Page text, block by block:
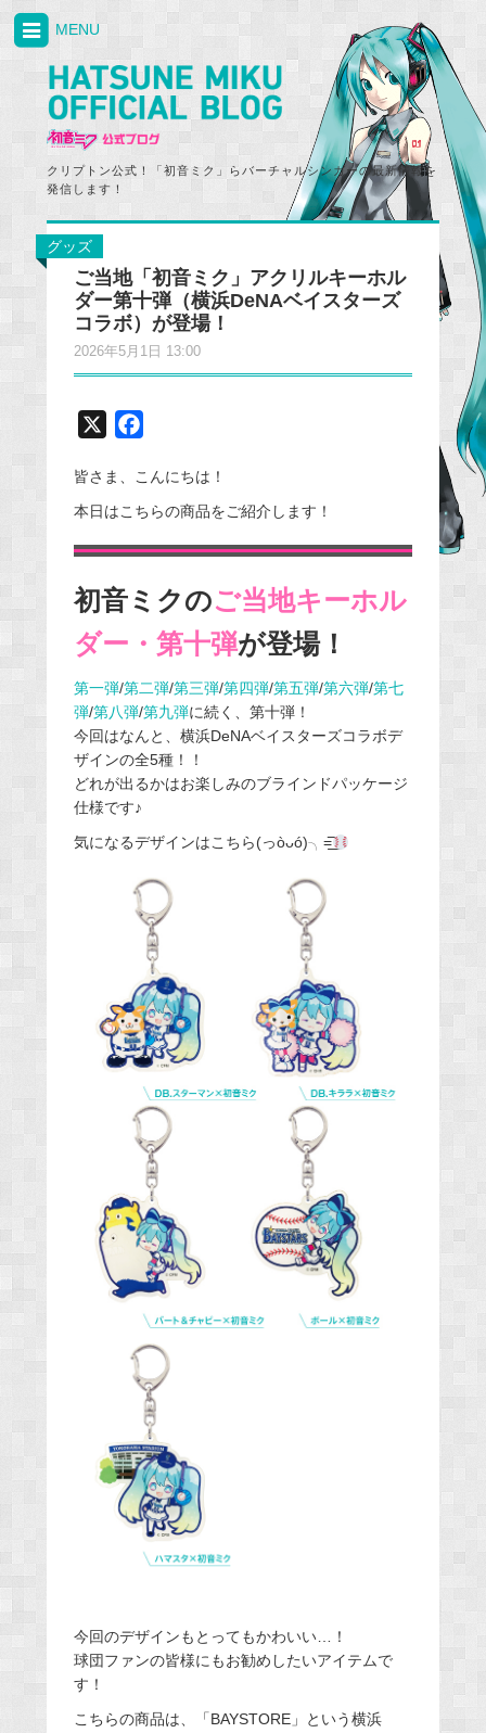
クリプトン公式！「初音ミク」らバーチャルシンガーの最新情報を
発信します！
MENU
グッズ
ご当地「初音ミク」アクリルキーホル
ダー第十弾（横浜DeNAベイスターズ
コラボ）が登場！
2026年5月1日 13:00
c
e
o
皆さま、こんにちは！
本日はこちらの商品をご紹介します！
初音ミクのご当地キーホル
ダー・第十弾が登場！
第一弾/第二弾/第三弾/第四弾/第五弾/第六弾/第七
弾/第八弾/第九弾に続く、第十弾！
今回はなんと、横浜DeNAベイスターズコラボデ
ザインの全5種！！
どれが出るかはお楽しみのブラインドパッケージ
仕様です♪
気になるデザインはこちら(っòᴗó)╮=͟͟͞͞
今回のデザインもとってもかわいい…！
球団ファンの皆様にもお勧めしたいアイテムで
す！
こちらの商品は、「BAYSTORE」という横浜